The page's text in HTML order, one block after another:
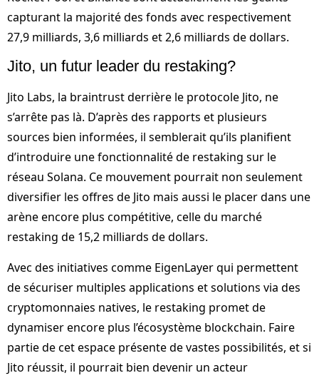
capturant la majorité des fonds avec respectivement
27,9 milliards, 3,6 milliards et 2,6 milliards de dollars.
Jito, un futur leader du restaking?
Jito Labs, la braintrust derrière le protocole Jito, ne
s’arrête pas là. D’après des rapports et plusieurs
sources bien informées, il semblerait qu’ils planifient
d’introduire une fonctionnalité de restaking sur le
réseau Solana. Ce mouvement pourrait non seulement
diversifier les offres de Jito mais aussi le placer dans une
arène encore plus compétitive, celle du marché
restaking de 15,2 milliards de dollars.
Avec des initiatives comme EigenLayer qui permettent
de sécuriser multiples applications et solutions via des
cryptomonnaies natives, le restaking promet de
dynamiser encore plus l’écosystème blockchain. Faire
partie de cet espace présente de vastes possibilités, et si
Jito réussit, il pourrait bien devenir un acteur